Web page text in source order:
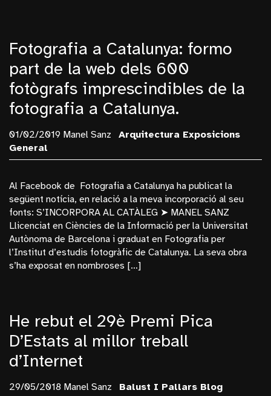
Fotografia a Catalunya: formo
part de la web dels 600
fotògrafs imprescindibles de la
fotografia a Catalunya.
01/02/2019 Manel Sanz Arquitectura Exposicions
General
Al Facebook de Fotografia a Catalunya ha publicat la
següent notícia, en relació a la meva incorporació al seu
fonts: S’INCORPORA AL CATÀLEG ➤ MANEL SANZ
Llicenciat en Ciències de la Informació per la Universitat
Autònoma de Barcelona i graduat en Fotografia per
l’Institut d’estudis fotogràfic de Catalunya. La seva obra
s’ha exposat en nombroses […]
He rebut el 29è Premi Pica
D’Estats al millor treball
d’Internet
29/05/2018 Manel Sanz Balust I Pallars Blog